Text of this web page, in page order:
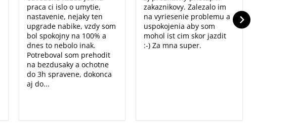
praca ci islo o umytie,
nastavenie, nejaky ten
upgrade nabike, vzdy som
bol spokojny na 100% a
dnes to nebolo inak.
Potreboval som prehodit
na bezdusaky a ochotne
do 3h spravene, dokonca
aj do...
zakaznikovy. Zalezalo im
na vyriesenie problemu a
uspokojenia aby som
mohol ist cim skor jazdit
:-) Za mna super.